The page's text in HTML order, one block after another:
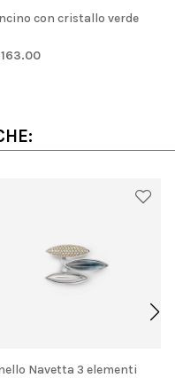
Uncino con cristallo verde
Navetta 3 elementi